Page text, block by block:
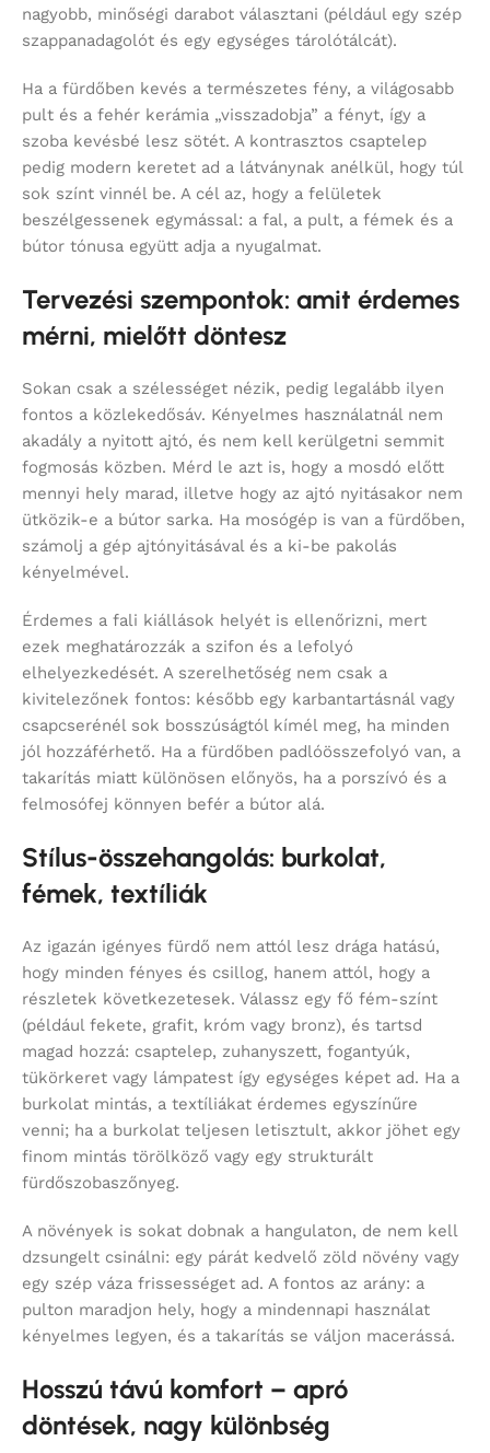
nagyobb, minőségi darabot választani (például egy szép
szappanadagolót és egy egységes tárolótálcát).
Ha a fürdőben kevés a természetes fény, a világosabb
pult és a fehér kerámia „visszadobja” a fényt, így a
szoba kevésbé lesz sötét. A kontrasztos csaptelep
pedig modern keretet ad a látványnak anélkül, hogy túl
sok színt vinnél be. A cél az, hogy a felületek
beszélgessenek egymással: a fal, a pult, a fémek és a
bútor tónusa együtt adja a nyugalmat.
Tervezési szempontok: amit érdemes
mérni, mielőtt döntesz
Sokan csak a szélességet nézik, pedig legalább ilyen
fontos a közlekedősáv. Kényelmes használatnál nem
akadály a nyitott ajtó, és nem kell kerülgetni semmit
fogmosás közben. Mérd le azt is, hogy a mosdó előtt
mennyi hely marad, illetve hogy az ajtó nyitásakor nem
ütközik-e a bútor sarka. Ha mosógép is van a fürdőben,
számolj a gép ajtónyitásával és a ki-be pakolás
kényelmével.
Érdemes a fali kiállások helyét is ellenőrizni, mert
ezek meghatározzák a szifon és a lefolyó
elhelyezkedését. A szerelhetőség nem csak a
kivitelezőnek fontos: később egy karbantartásnál vagy
csapcserénél sok bosszúságtól kímél meg, ha minden
jól hozzáférhető. Ha a fürdőben padlóösszefolyó van, a
takarítás miatt különösen előnyös, ha a porszívó és a
felmosófej könnyen befér a bútor alá.
Stílus-összehangolás: burkolat,
fémek, textíliák
Az igazán igényes fürdő nem attól lesz drága hatású,
hogy minden fényes és csillog, hanem attól, hogy a
részletek következetesek. Válassz egy fő fém-színt
(például fekete, grafit, króm vagy bronz), és tartsd
magad hozzá: csaptelep, zuhanyszett, fogantyúk,
tükörkeret vagy lámpatest így egységes képet ad. Ha a
burkolat mintás, a textíliákat érdemes egyszínűre
venni; ha a burkolat teljesen letisztult, akkor jöhet egy
finom mintás törölköző vagy egy strukturált
fürdőszobaszőnyeg.
A növények is sokat dobnak a hangulaton, de nem kell
dzsungelt csinálni: egy párát kedvelő zöld növény vagy
egy szép váza frissességet ad. A fontos az arány: a
pulton maradjon hely, hogy a mindennapi használat
kényelmes legyen, és a takarítás se váljon macerássá.
Hosszú távú komfort – apró
döntések, nagy különbség